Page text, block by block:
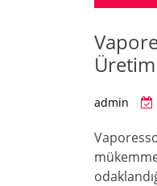
admin